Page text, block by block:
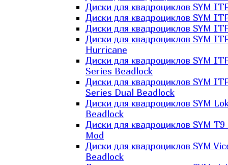
Диски для квадроциклов SYM
Диски для квадроциклов SYM
Диски для квадроциклов SYM
Диски для квадроциклов SYM
Hurricane
Диски для квадроциклов SYM
Series Beadlock
Диски для квадроциклов SYM
Series Dual Beadlock
Диски для квадроциклов SYM
Beadlock
Диски для квадроциклов SYM T9
Mod
Диски для квадроциклов SYM
Beadlock